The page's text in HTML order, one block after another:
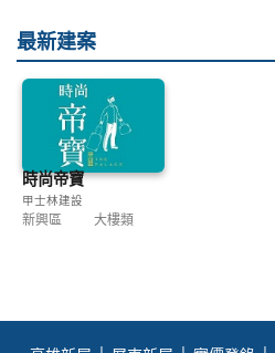
最新建案
時尚帝寶
甲士林建設
新興區 大樓類